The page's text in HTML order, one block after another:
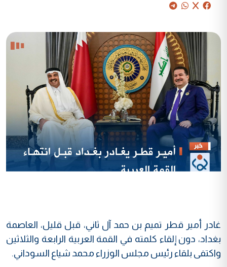
غادر أمير قطر تميم بن حمد آل ثاني، قبل قليل، العاصمة
بغداد، دون إلقاء كلمته في القمة العربية الرابعة والثلاثين
واكتفى بلقاء رئيس مجلس الوزراء محمد شياع السوداني.